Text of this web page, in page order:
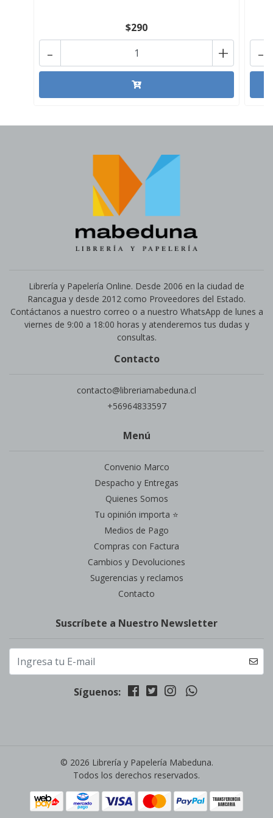
$290
+
- -
Librería y Papelería Online. Desde 2006 en la ciudad de
Rancagua y desde 2012 como Proveedores del Estado.
Contáctanos a nuestro correo o a nuestro WhatsApp de lunes a
viernes de 9:00 a 18:00 horas y atenderemos tus dudas y
consultas.
Contacto
contacto@libreriamabeduna.cl
+56964833597
Menú
Convenio Marco
Despacho y Entregas
Quienes Somos
Tu opinión importa ⭐
Medios de Pago
Compras con Factura
Cambios y Devoluciones
Sugerencias y reclamos
Contacto
Suscríbete a Nuestro Newsletter
Síguenos:
© 2026 Librería y Papelería Mabeduna.
Todos los derechos reservados.